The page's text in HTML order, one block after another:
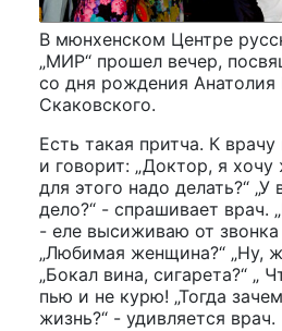
В мюнхенском Центре
„МИР“ прошел вечер,
со дня рождения Анатолия
Скаковского.
Есть такая притча. К
и говорит: „Доктор, я
для этого надо делать?“
дело?“ - спрашивает врач.
- еле высиживаю от звонка
„Любимая женщина?“ „Ну,
„Бокал вина, сигарета?“ „
пью и не курю! „Тогда
жизнь?“ - удивляется врач.